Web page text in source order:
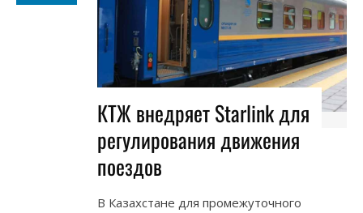
КТЖ внедряет Starlink для
регулирования движения
поездов
В Казахстане для промежуточного